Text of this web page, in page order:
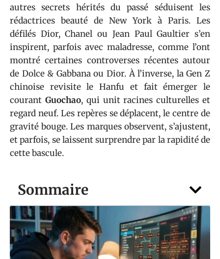
Sommaire
autres secrets hérités du passé séduisent les
rédactrices beauté de New York à Paris. Les
défilés Dior, Chanel ou Jean Paul Gaultier s’en
inspirent, parfois avec maladresse, comme l’ont
montré certaines controverses récentes autour
de Dolce & Gabbana ou Dior. À l’inverse, la Gen Z
chinoise revisite le Hanfu et fait émerger le
courant Guochao, qui unit racines culturelles et
regard neuf. Les repères se déplacent, le centre de
gravité bouge. Les marques observent, s’ajustent,
et parfois, se laissent surprendre par la rapidité de
cette bascule.